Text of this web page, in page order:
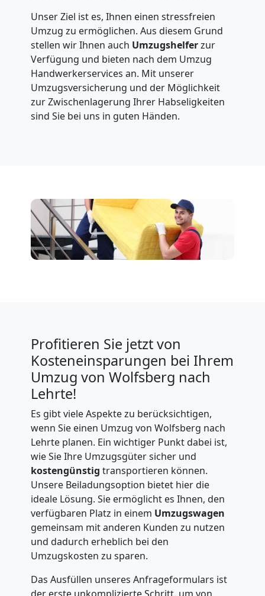
Unser Ziel ist es, Ihnen einen stressfreien
Umzug zu ermöglichen. Aus diesem Grund
stellen wir Ihnen auch Umzugshelferzur
Verfügung und bieten nach dem Umzug
Handwerkerservices an. Mit unserer
Umzugsversicherung und der Möglichkeit
zur Zwischenlagerung Ihrer Habseligkeiten
sind Sie bei uns in guten Händen.
Profitieren Sie jetzt von
Kosteneinsparungen bei Ihrem
Umzug von Wolfsberg nach
Lehrte!
Es gibt viele Aspekte zu berücksichtigen,
wenn Sie einen Umzug von Wolfsberg nach
Lehrte planen. Ein wichtiger Punkt dabei ist,
wie Sie Ihre Umzugsgüter sicher und
kostengünstig transportieren können.
Unsere Beiladungsoption bietet hier die
ideale Lösung. Sie ermöglicht es Ihnen, den
verfügbaren Platz in einem Umzugswagen
gemeinsam mit anderen Kunden zu nutzen
und dadurch erheblich bei den
Umzugskosten zu sparen.
Das Ausfüllen unseres Anfrageformulars ist